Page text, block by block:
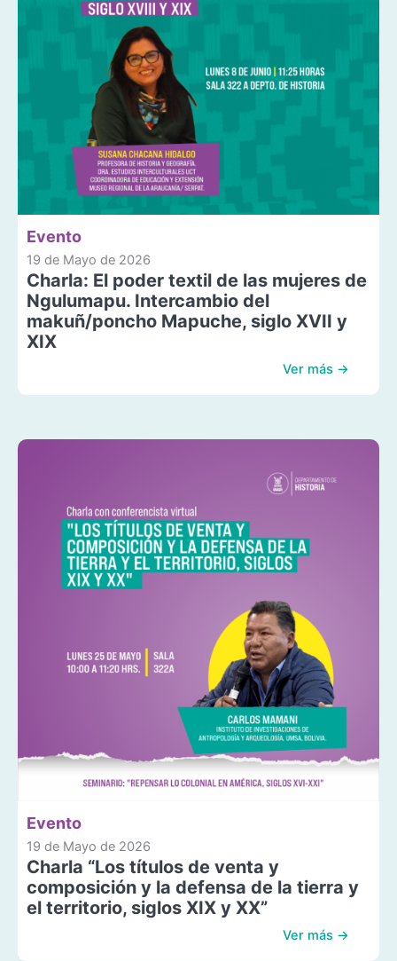
Evento
19 de Mayo de 2026
Charla: El poder textil de las mujeres de
Ngulumapu. Intercambio del
makuñ/poncho Mapuche, siglo XVII y
XIX
Ver más →
Evento
19 de Mayo de 2026
Charla “Los títulos de venta y
composición y la defensa de la tierra y
el territorio, siglos XIX y XX”
Ver más →